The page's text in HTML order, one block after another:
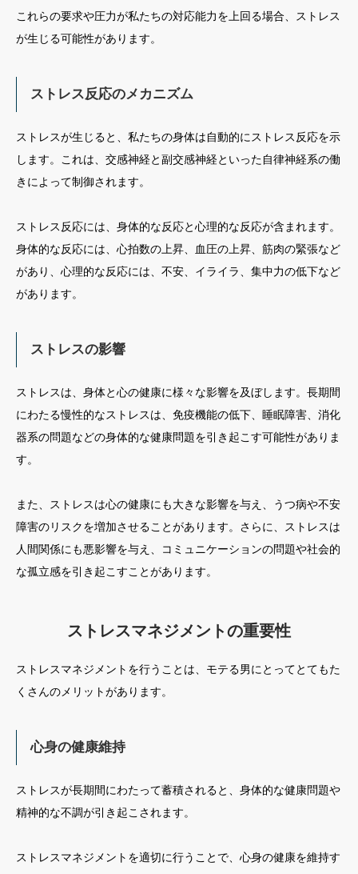
これらの要求や圧力が私たちの対応能力を上回る場合、ストレス
が生じる可能性があります。
ストレス反応のメカニズム
ストレスが生じると、私たちの身体は自動的にストレス反応を示
します。これは、交感神経と副交感神経といった自律神経系の働
きによって制御されます。
ストレス反応には、身体的な反応と心理的な反応が含まれます。
身体的な反応には、心拍数の上昇、血圧の上昇、筋肉の緊張など
があり、心理的な反応には、不安、イライラ、集中力の低下など
があります。
ストレスの影響
ストレスは、身体と心の健康に様々な影響を及ぼします。長期間
にわたる慢性的なストレスは、免疫機能の低下、睡眠障害、消化
器系の問題などの身体的な健康問題を引き起こす可能性がありま
す。
また、ストレスは心の健康にも大きな影響を与え、うつ病や不安
障害のリスクを増加させることがあります。さらに、ストレスは
人間関係にも悪影響を与え、コミュニケーションの問題や社会的
な孤立感を引き起こすことがあります。
ストレスマネジメントの重要性
ストレスマネジメントを行うことは、モテる男にとってとてもた
くさんのメリットがあります。
心身の健康維持
ストレスが長期間にわたって蓄積されると、身体的な健康問題や
精神的な不調が引き起こされます。
ストレスマネジメントを適切に行うことで、心身の健康を維持す